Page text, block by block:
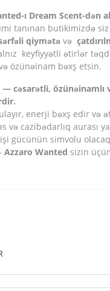
ı Dream Scent-dən
tanınan butikimizdə siz
qiymətə və
keyfiyyətli ətirlər
özünəinam bəxş etsin.
— cəsarətli, özünəinamlı
enerji bəxş edir və
və cazibədarlıq aurası
gücünün simvolu
Azzaro Wanted sizin